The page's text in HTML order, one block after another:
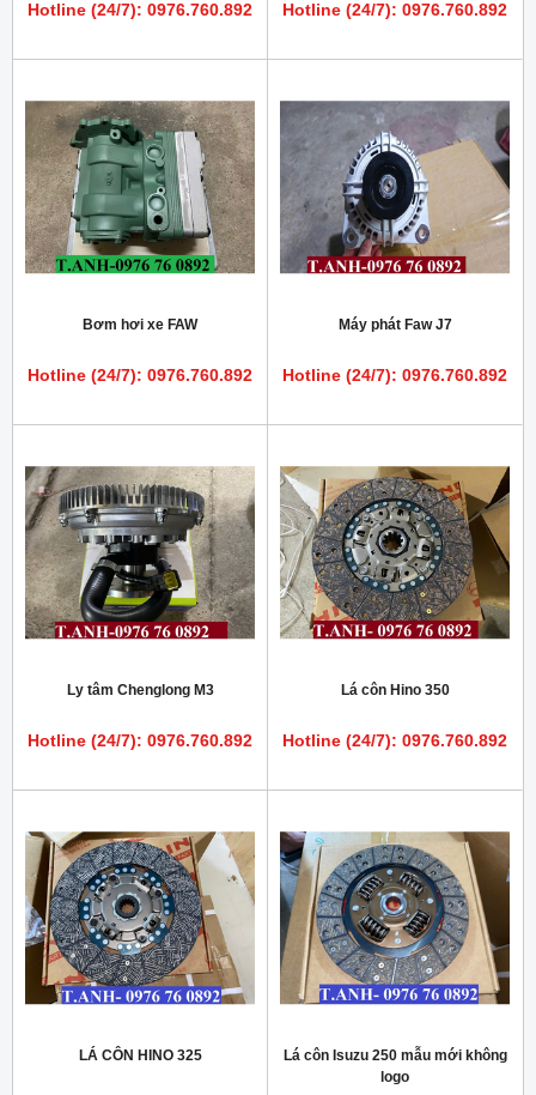
Hotline (24/7): 0976.760.892 Hotline (24/7): 0976.760.892
Bơm hơi xe FAW
Hotline (24/7): 0976.760.892
Máy phát Faw J7
Hotline (24/7): 0976.760.892
Ly tâm Chenglong M3
Hotline (24/7): 0976.760.892
Lá côn Hino 350
Hotline (24/7): 0976.760.892
LÁ CÔN HINO 325
Lá côn Isuzu 250 mẫu mới không
logo